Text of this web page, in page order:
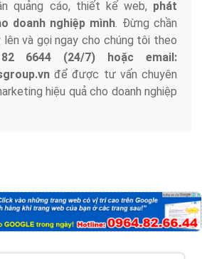
quảng cáo, thiết kế web, phát
doanh nghiệp mình. Đừng chần
lên và gọi ngay cho chúng tôi theo
6644 (24/7) hoặc email:
để được tư vấn chuyên
hiệu quả cho doanh nghiệp